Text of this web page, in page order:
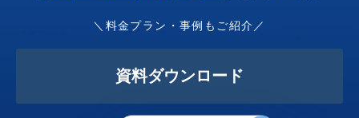
＼料金プラン・事例もご紹介／
資料ダウンロード